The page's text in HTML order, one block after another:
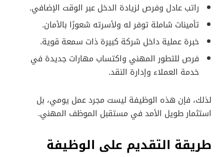
راتب عادل وفرص لزيادة الدخل عبر الوقت الإضافي.
تأمينات شاملة توفر له ولأسرته شعورًا بالأمان.
خبرة عملية داخل شركة كبيرة ذات سمعة قوية.
فرص للتطور المهني واكتساب مهارات جديدة في
خدمة العملاء وإدارة النقد.
لذلك، فإن هذه الوظيفة ليست مجرد عمل يومي، بل
استثمار طويل الأمد في مستقبل الموظف المهني.
طريقة التقديم على الوظيفة